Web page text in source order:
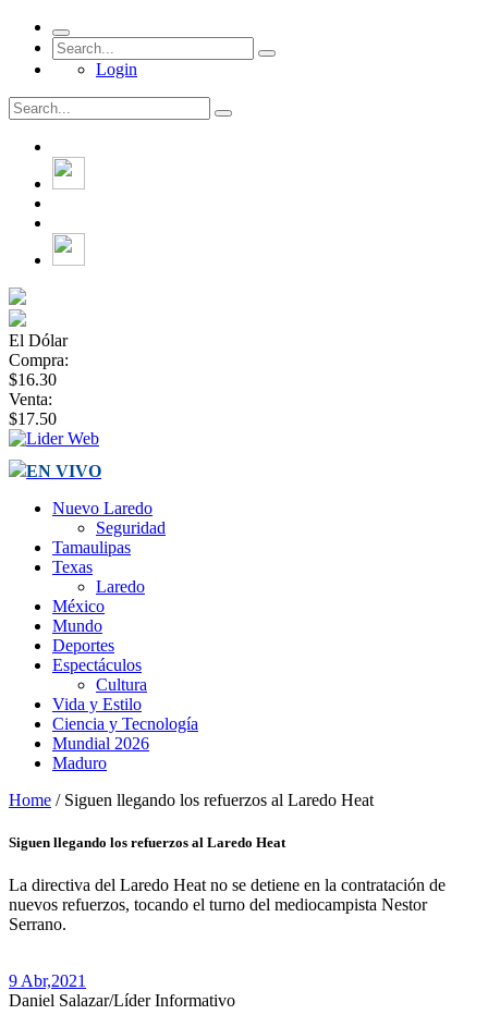
Login
El Dólar
Compra:
$16.30
Venta:
$17.50
EN VIVO
Nuevo Laredo
Seguridad
Tamaulipas
Texas
Laredo
México
Mundo
Deportes
Espectáculos
Cultura
Vida y Estilo
Ciencia y Tecnología
Mundial 2026
Maduro
Home / Siguen llegando los refuerzos al Laredo Heat
Siguen llegando los refuerzos al Laredo Heat
La directiva del Laredo Heat no se detiene en la contratación de
nuevos refuerzos, tocando el turno del mediocampista Nestor
Serrano.
9 Abr,2021
Daniel Salazar/Líder Informativo